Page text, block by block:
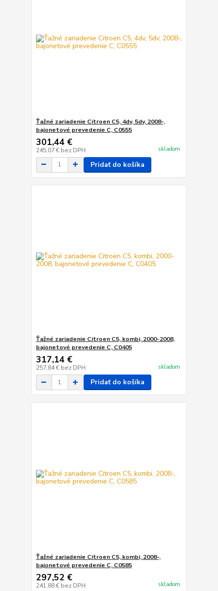
Ťažné zariadenie Citroen C5, 4dv, 5dv, 2008-,
bajonetové prevedenie C, C0555
301,44 €
245,07 € bez DPH skladom
Pridať do košíka
Ťažné zariadenie Citroen C5, kombi, 2000-2008,
bajonetové prevedenie C, C0405
317,14 €
257,84 € bez DPH skladom
Pridať do košíka
Ťažné zariadenie Citroen C5, kombi, 2008-,
bajonetové prevedenie C, C0585
297,52 €
241,88 € bez DPH skladom